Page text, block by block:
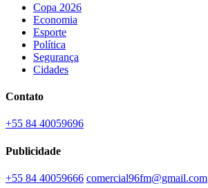
Copa 2026
Economia
Esporte
Política
Segurança
Cidades
Contato
+55 84 40059696
Publicidade
+55 84 40059666 comercial96fm@gmail.com